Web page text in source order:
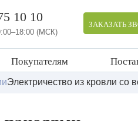
10 10
(МСК)
ЗАКАЗАТЬ
Покупателям
Электричество из кровли